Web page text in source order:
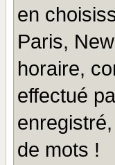
en
Paris,
horaire,
effectué
de mots !